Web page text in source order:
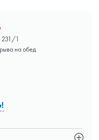
231/1
на обед